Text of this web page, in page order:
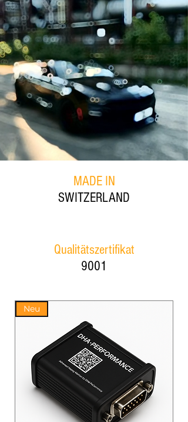
MADE IN
SWITZERLAND
Qualitätszertifikat
9001
Neu